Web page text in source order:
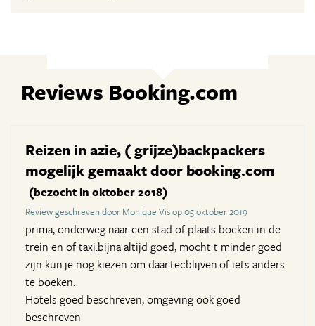
Reviews Booking.com
Reizen in azie, ( grijze)backpackers
mogelijk gemaakt door booking.com
(bezocht in oktober 2018)
Review geschreven door Monique Vis op 05 oktober 2019
prima, onderweg naar een stad of plaats boeken in de
trein en of taxi.bijna altijd goed, mocht t minder goed
zijn kun.je nog kiezen om daar.tecblijven.of iets anders
te boeken.
Hotels goed beschreven, omgeving ook goed
beschreven